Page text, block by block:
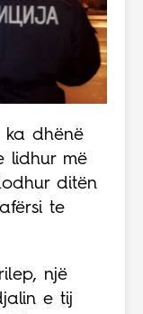
ka dhënë
lidhur më
ditën
te
një
e tij